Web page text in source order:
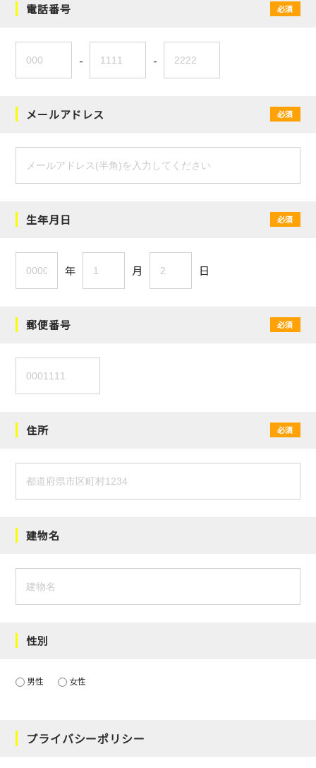
電話番号 必須
- -
メールアドレス 必須
生年月日 必須
年 月 日
郵便番号 必須
住所 必須
建物名
性別
男性 女性
プライバシーポリシー